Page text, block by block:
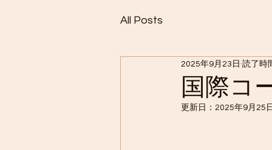
All Posts
国際コ
2025年9月23日 読了時
更新日： 2025年9月25